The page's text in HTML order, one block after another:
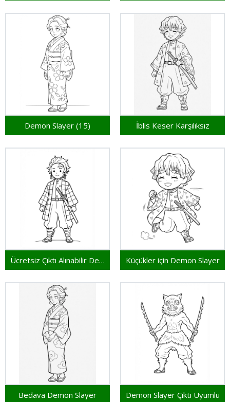
Demon Slayer (15) İblis Keser Karşılıksız
Ücretsiz Çıktı Alınabilir Demon Slayer Küçükler için Demon Slayer
Bedava Demon Slayer Demon Slayer Çıktı Uyumlu